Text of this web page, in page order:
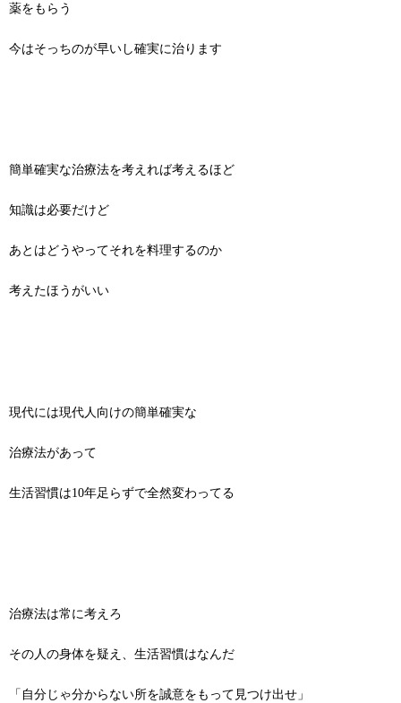
薬をもらう
今はそっちのが早いし確実に治ります
簡単確実な治療法を考えれば考えるほど
知識は必要だけど
あとはどうやってそれを料理するのか
考えたほうがいい
現代には現代人向けの簡単確実な
治療法があって
生活習慣は10年足らずで全然変わってる
治療法は常に考えろ
その人の身体を疑え、生活習慣はなんだ
「自分じゃ分からない所を誠意をもって見つけ出せ」